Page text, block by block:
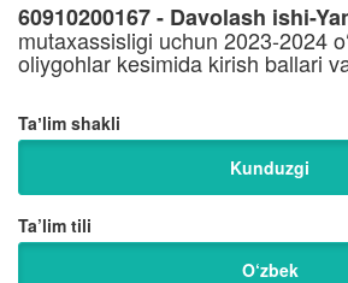
60910200167 - Davolash ishi-
mutaxassisligi uchun 2023-2024
oliygohlar kesimida kirish ballari
Taʼlim shakli
Kunduzgi
Ta’lim tili
O‘zbek